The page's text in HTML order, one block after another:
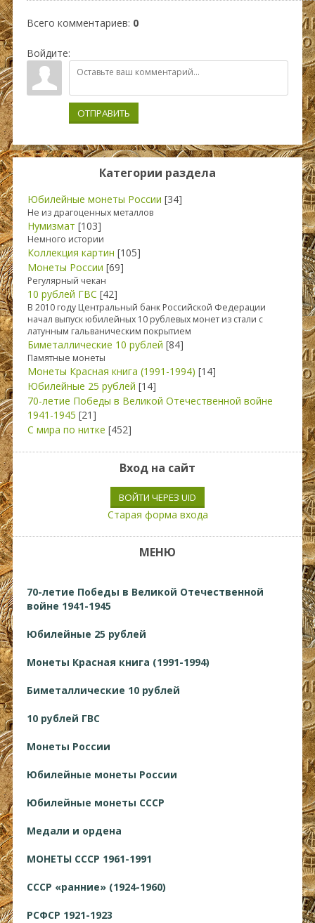
Всего комментариев: 0
Войдите:
ОТПРАВИТЬ
Категории раздела
Юбилейные монеты России [34]
Не из драгоценных металлов
Нумизмат [103]
Немного истории
Коллекция картин [105]
Монеты России [69]
Регулярный чекан
10 рублей ГВС [42]
В 2010 году Центральный банк Российской Федерации
начал выпуск юбилейных 10 рублевых монет из стали с
латунным гальваническим покрытием
Биметаллические 10 рублей [84]
Памятные монеты
Монеты Красная книга (1991-1994) [14]
Юбилейные 25 рублей [14]
70-летие Победы в Великой Отечественной войне
1941-1945 [21]
С мира по нитке [452]
Вход на сайт
ВОЙТИ ЧЕРЕЗ UID
Старая форма входа
МЕНЮ
70-летие Победы в Великой Отечественной
войне 1941-1945
Юбилейные 25 рублей
Монеты Красная книга (1991-1994)
Биметаллические 10 рублей
10 рублей ГВС
Монеты России
Юбилейные монеты России
Юбилейные монеты СССР
Медали и ордена
МОНЕТЫ СССР 1961-1991
СССР «ранние» (1924-1960)
РСФСР 1921-1923